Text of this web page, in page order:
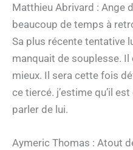
Matthieu Abrivard : Ange
beaucoup de temps à
Sa plus récente tentative
manquait de souplesse.
mieux. Il sera cette fois
ce tiercé. j’estime qu’il
parler de lui.
Aymeric Thomas : Atout